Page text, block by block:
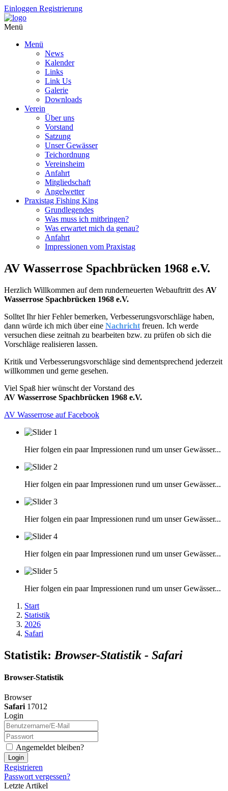
Einloggen Registrierung
Menü
Menü
News
Kalender
Links
Link Us
Galerie
Downloads
Verein
Über uns
Vorstand
Satzung
Unser Gewässer
Teichordnung
Vereinsheim
Anfahrt
Mitgliedschaft
Angelwetter
Praxistag Fishing King
Grundlegendes
Was muss ich mitbringen?
Was erwartet mich da genau?
Anfahrt
Impressionen vom Praxistag
AV Wasserrose Spachbrücken 1968 e.V.
Herzlich Willkommen auf dem runderneuerten Webauftritt des AV
Wasserrose Spachbrücken 1968 e.V.
Solltet Ihr hier Fehler bemerken, Verbesserungsvorschläge haben,
dann würde ich mich über eine Nachricht freuen. Ich werde
versuchen diese zeitnah zu bearbeiten bzw. zu prüfen ob sich die
Vorschläge realisieren lassen.
Kritik und Verbesserungsvorschläge sind dementsprechend jederzeit
willkommen und gerne gesehen.
Viel Spaß hier wünscht der Vorstand des
AV Wasserrose Spachbrücken 1968 e.V.
AV Wasserrose auf Facebook
Hier folgen ein paar Impressionen rund um unser Gewässer...
Hier folgen ein paar Impressionen rund um unser Gewässer...
Hier folgen ein paar Impressionen rund um unser Gewässer...
Hier folgen ein paar Impressionen rund um unser Gewässer...
Hier folgen ein paar Impressionen rund um unser Gewässer...
Start
Statistik
2026
Safari
Statistik: Browser-Statistik - Safari
Browser-Statistik
Browser
Safari 17012
Login
Angemeldet bleiben?
Login
Registrieren
Passwort vergessen?
Letzte Artikel